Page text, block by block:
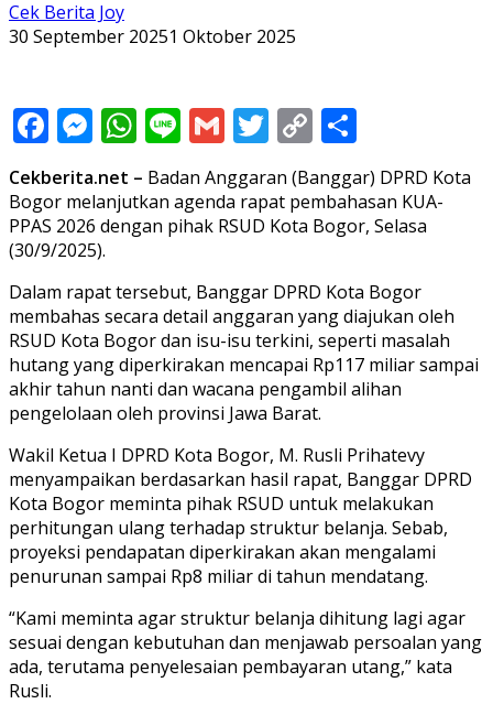
Cek Berita Joy
30 September 20251 Oktober 2025
Facebook
Messenger
WhatsApp
LineGmailTwitter
Copy
Link
Cekberita.net – Badan Anggaran (Banggar) DPRD Kota
Bogor melanjutkan agenda rapat pembahasan KUA-
PPAS 2026 dengan pihak RSUD Kota Bogor, Selasa
(30/9/2025).
Dalam rapat tersebut, Banggar DPRD Kota Bogor
membahas secara detail anggaran yang diajukan oleh
RSUD Kota Bogor dan isu-isu terkini, seperti masalah
hutang yang diperkirakan mencapai Rp117 miliar sampai
akhir tahun nanti dan wacana pengambil alihan
pengelolaan oleh provinsi Jawa Barat.
Wakil Ketua I DPRD Kota Bogor, M. Rusli Prihatevy
menyampaikan berdasarkan hasil rapat, Banggar DPRD
Kota Bogor meminta pihak RSUD untuk melakukan
perhitungan ulang terhadap struktur belanja. Sebab,
proyeksi pendapatan diperkirakan akan mengalami
penurunan sampai Rp8 miliar di tahun mendatang.
“Kami meminta agar struktur belanja dihitung lagi agar
sesuai dengan kebutuhan dan menjawab persoalan yang
ada, terutama penyelesaian pembayaran utang,” kata
Rusli.